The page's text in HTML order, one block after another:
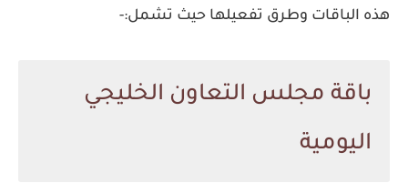
هذه الباقات وطرق تفعيلها حيث تشمل:-
باقة مجلس التعاون الخليجي
اليومية